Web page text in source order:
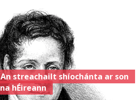
An streachailt shíochánta ar son
hÉireann